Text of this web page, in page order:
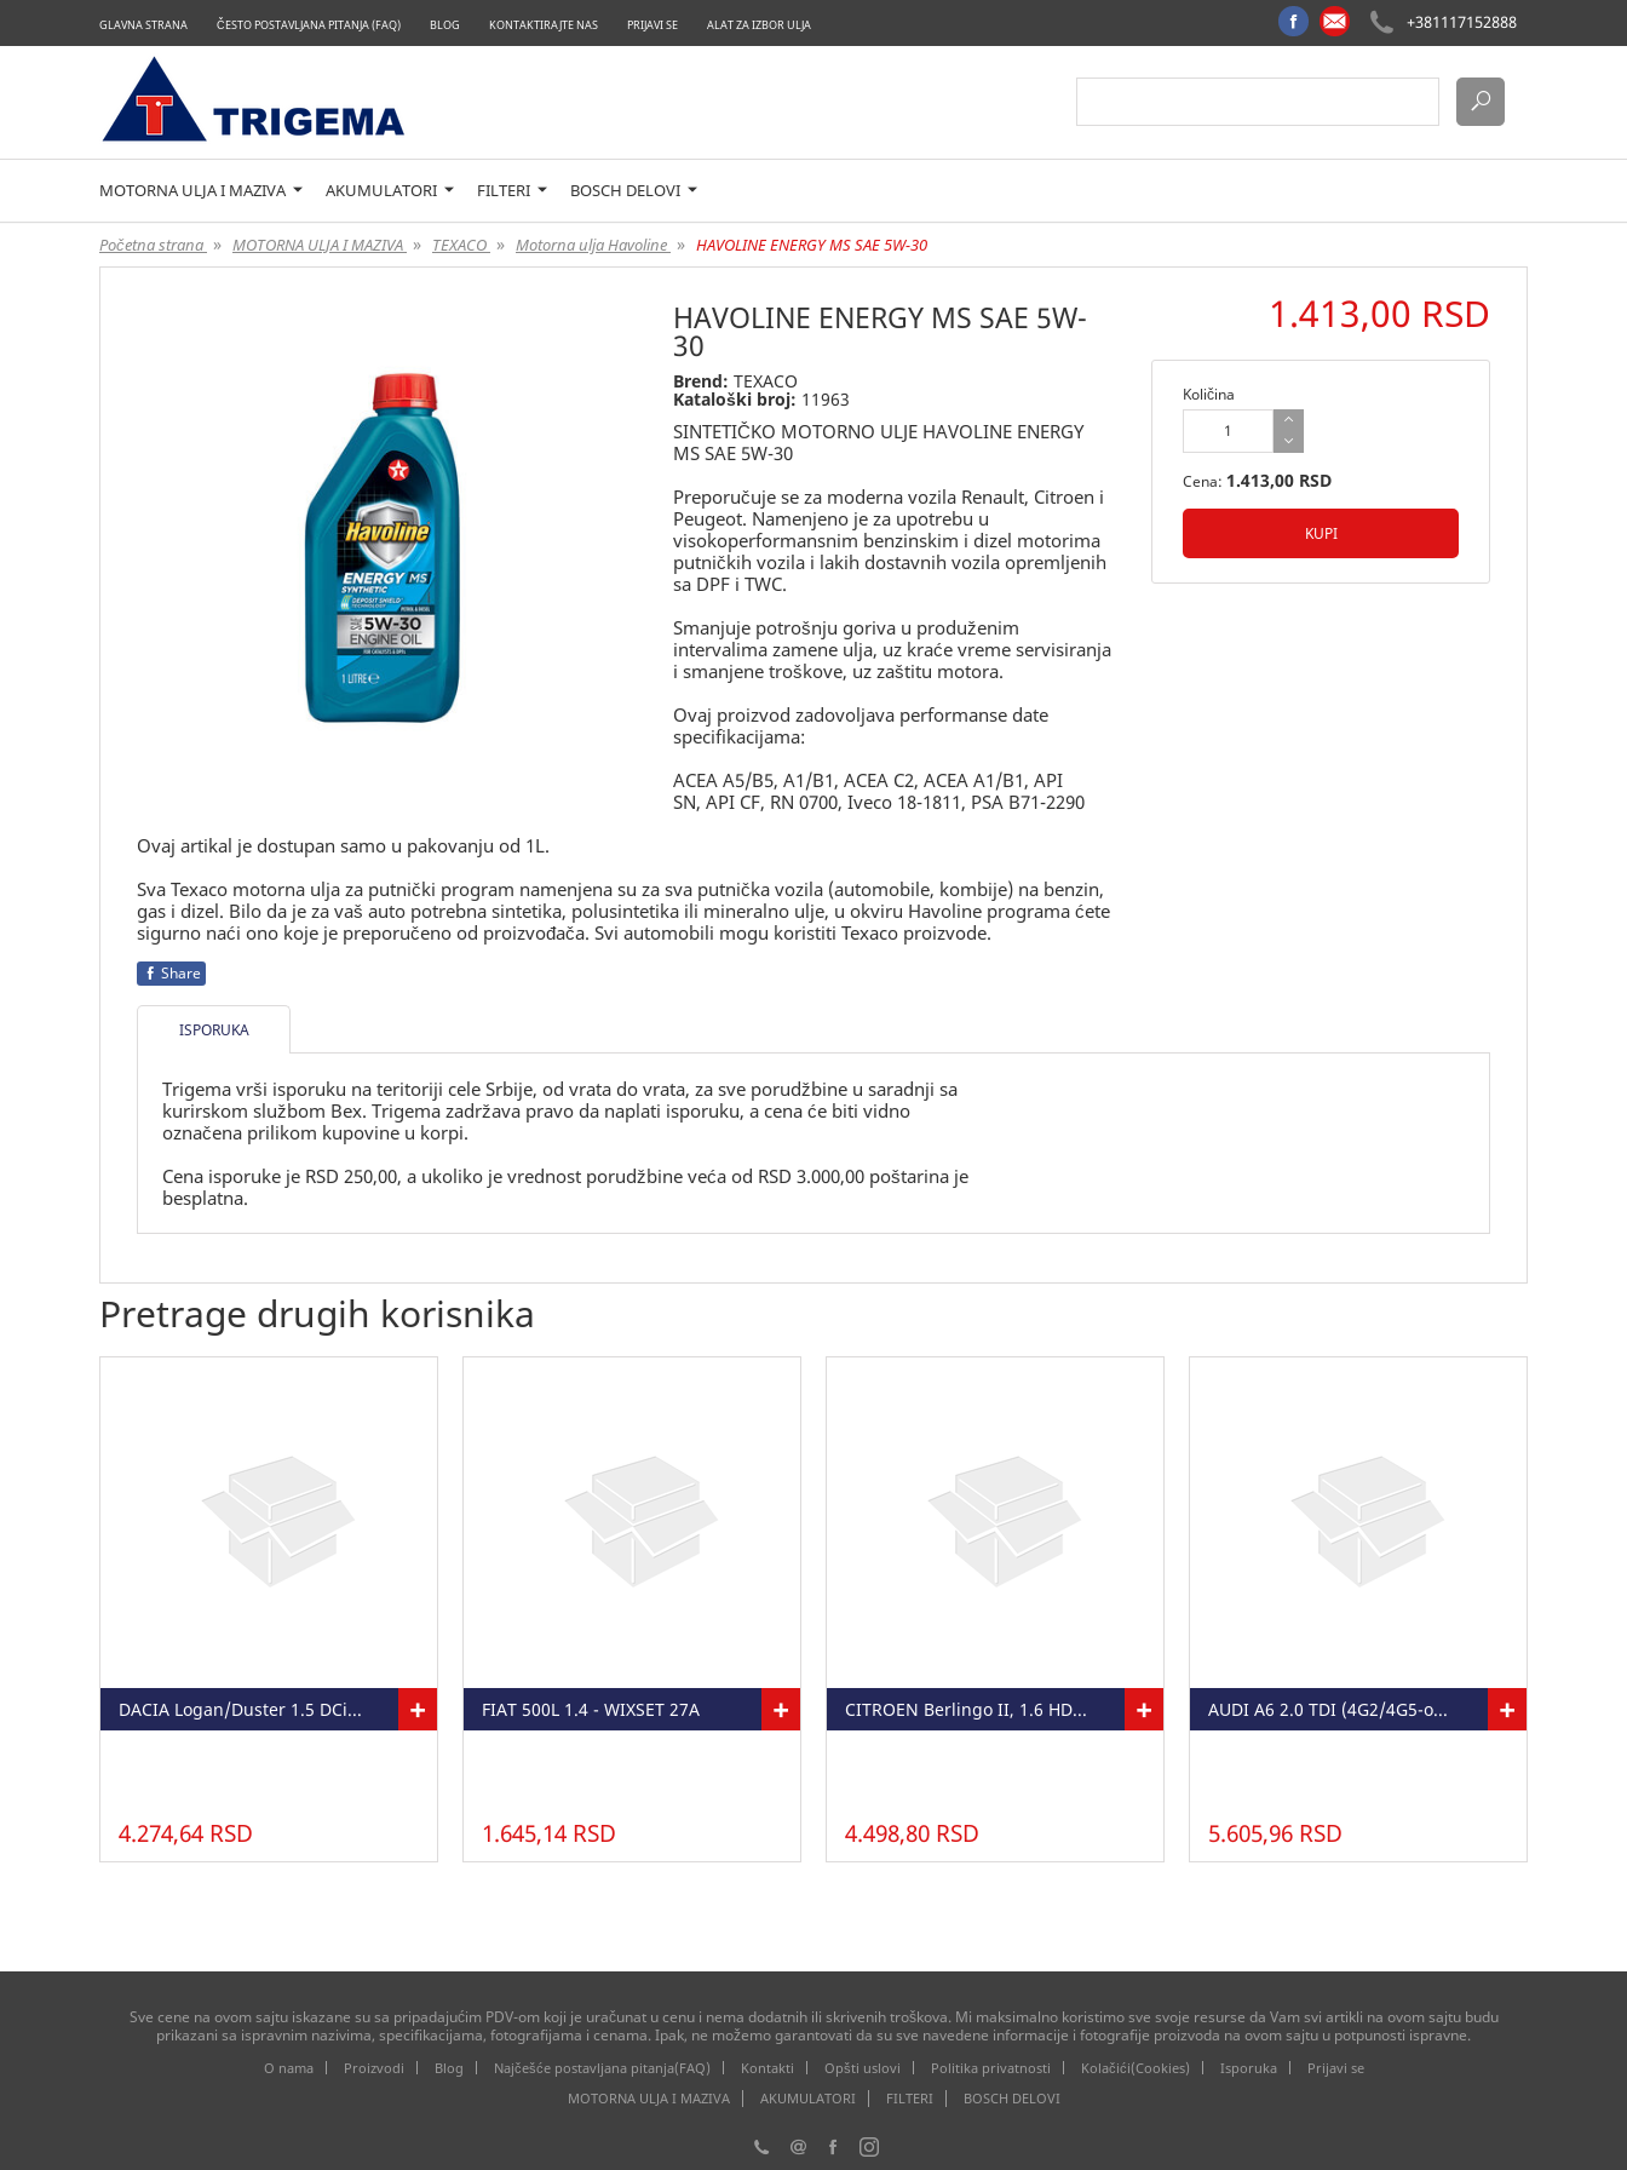
GLAVNA STRANA ČESTO POSTAVLJANA PITANJA (FAQ) BLOG KONTAKTIRAJTE NAS PRIJAVI SE ALAT ZA IZBOR ULJA +381117152888
MOTORNA ULJA I MAZIVA AKUMULATORI FILTERI BOSCH DELOVI
Početna strana » MOTORNA ULJA I MAZIVA » TEXACO » Motorna ulja Havoline » HAVOLINE ENERGY MS SAE 5W-30
HAVOLINE ENERGY MS SAE 5W-
30
Brend: TEXACO
Kataloški broj: 11963
SINTETIČKO MOTORNO ULJE HAVOLINE ENERGY
MS SAE 5W-30
Preporučuje se za moderna vozila Renault, Citroen i
Peugeot. Namenjeno je za upotrebu u
visokoperformansnim benzinskim i dizel motorima
putničkih vozila i lakih dostavnih vozila opremljenih
sa DPF i TWC.
Smanjuje potrošnju goriva u produženim
intervalima zamene ulja, uz kraće vreme servisiranja
i smanjene troškove, uz zaštitu motora.
Ovaj proizvod zadovoljava performanse date
specifikacijama:
ACEA A5/B5, A1/B1, ACEA C2, ACEA A1/B1, API
SN, API CF, RN 0700, Iveco 18-1811, PSA B71-2290
Ovaj artikal je dostupan samo u pakovanju od 1L.
Sva Texaco motorna ulja za putnički program namenjena su za sva putnička vozila (automobile, kombije) na benzin,
gas i dizel. Bilo da je za vaš auto potrebna sintetika, polusintetika ili mineralno ulje, u okviru Havoline programa ćete
sigurno naći ono koje je preporučeno od proizvođača. Svi automobili mogu koristiti Texaco proizvode.
Share
1.413,00 RSD
Količina
Cena: 1.413,00 RSD
ISPORUKA
Trigema vrši isporuku na teritoriji cele Srbije, od vrata do vrata, za sve porudžbine u saradnji sa
kurirskom službom Bex. Trigema zadržava pravo da naplati isporuku, a cena će biti vidno
označena prilikom kupovine u korpi.
Cena isporuke je RSD 250,00, a ukoliko je vrednost porudžbine veća od RSD 3.000,00 poštarina je
besplatna.
Pretrage drugih korisnika
DACIA Logan/Duster 1.5 DCi - WIXSET 28A +
4.274,64 RSD
FIAT 500L 1.4 - WIXSET 27A +
1.645,14 RSD
CITROEN Berlingo II, 1.6 HDI - WIXSET 14A +
4.498,80 RSD
AUDI A6 2.0 TDI (4G2/4G5-od 2014) - WIXSET 26A +
5.605,96 RSD
Sve cene na ovom sajtu iskazane su sa pripadajućim PDV-om koji je uračunat u cenu i nema dodatnih ili skrivenih troškova. Mi maksimalno koristimo sve svoje resurse da Vam svi artikli na ovom sajtu budu
prikazani sa ispravnim nazivima, specifikacijama, fotografijama i cenama. Ipak, ne možemo garantovati da su sve navedene informacije i fotografije proizvoda na ovom sajtu u potpunosti ispravne.
O nama Proizvodi Blog Najčešće postavljana pitanja(FAQ) Kontakti Opšti uslovi Politika privatnosti Kolačići(Cookies) Isporuka
Prijavi se
MOTORNA ULJA I MAZIVA
AKUMULATORI FILTERI BOSCH DELOVI